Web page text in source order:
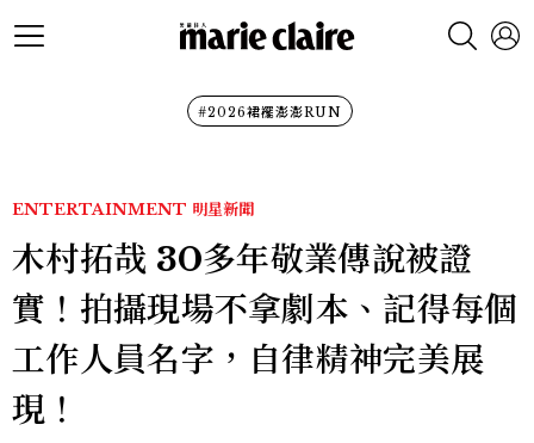
#2026裙襬澎澎RUN
ENTERTAINMENT 明星新聞
木村拓哉 30多年敬業傳說被證
實！拍攝現場不拿劇本、記得每個
工作人員名字，自律精神完美展
現！